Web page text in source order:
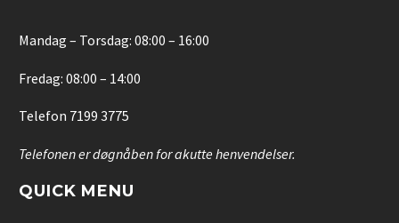
Mandag – Torsdag: 08:00 – 16:00
Fredag: 08:00 – 14:00
Telefon 7199 3775
Telefonen er døgnåben for akutte henvendelser.
QUICK MENU